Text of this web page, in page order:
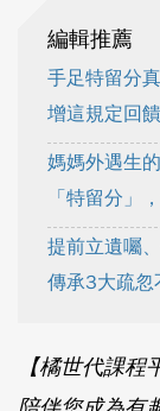
編輯推薦
手足特留分
增這規定回
媽媽外遇生
「特留分」
提前立遺囑
傳承3大疏忽
【橘世代課程